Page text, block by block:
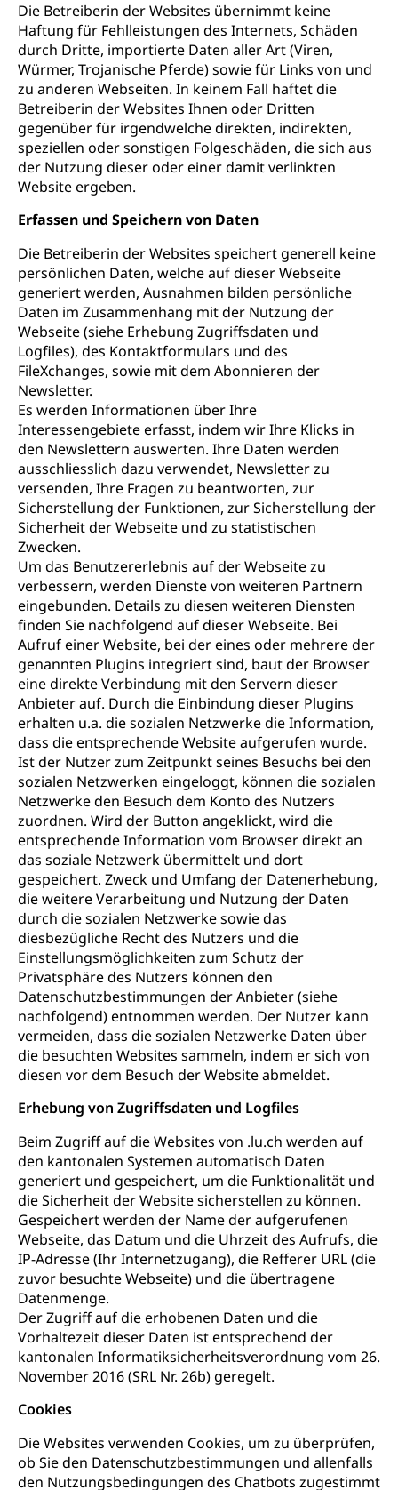
Die Betreiberin der Websites übernimmt keine
Haftung für Fehlleistungen des Internets, Schäden
durch Dritte, importierte Daten aller Art (Viren,
Würmer, Trojanische Pferde) sowie für Links von und
zu anderen Webseiten. In keinem Fall haftet die
Betreiberin der Websites Ihnen oder Dritten
gegenüber für irgendwelche direkten, indirekten,
speziellen oder sonstigen Folgeschäden, die sich aus
der Nutzung dieser oder einer damit verlinkten
Website ergeben.
Erfassen und Speichern von Daten
Die Betreiberin der Websites speichert generell keine
persönlichen Daten, welche auf dieser Webseite
generiert werden, Ausnahmen bilden persönliche
Daten im Zusammenhang mit der Nutzung der
Webseite (siehe Erhebung Zugriffsdaten und
Logfiles), des Kontaktformulars und des
FileXchanges, sowie mit dem Abonnieren der
Newsletter.
Es werden Informationen über Ihre
Interessengebiete erfasst, indem wir Ihre Klicks in
den Newslettern auswerten. Ihre Daten werden
ausschliesslich dazu verwendet, Newsletter zu
versenden, Ihre Fragen zu beantworten, zur
Sicherstellung der Funktionen, zur Sicherstellung der
Sicherheit der Webseite und zu statistischen
Zwecken.
Um das Benutzererlebnis auf der Webseite zu
verbessern, werden Dienste von weiteren Partnern
eingebunden. Details zu diesen weiteren Diensten
finden Sie nachfolgend auf dieser Webseite. Bei
Aufruf einer Website, bei der eines oder mehrere der
genannten Plugins integriert sind, baut der Browser
eine direkte Verbindung mit den Servern dieser
Anbieter auf. Durch die Einbindung dieser Plugins
erhalten u.a. die sozialen Netzwerke die Information,
dass die entsprechende Website aufgerufen wurde.
Ist der Nutzer zum Zeitpunkt seines Besuchs bei den
sozialen Netzwerken eingeloggt, können die sozialen
Netzwerke den Besuch dem Konto des Nutzers
zuordnen. Wird der Button angeklickt, wird die
entsprechende Information vom Browser direkt an
das soziale Netzwerk übermittelt und dort
gespeichert. Zweck und Umfang der Datenerhebung,
die weitere Verarbeitung und Nutzung der Daten
durch die sozialen Netzwerke sowie das
diesbezügliche Recht des Nutzers und die
Einstellungsmöglichkeiten zum Schutz der
Privatsphäre des Nutzers können den
Datenschutzbestimmungen der Anbieter (siehe
nachfolgend) entnommen werden. Der Nutzer kann
vermeiden, dass die sozialen Netzwerke Daten über
die besuchten Websites sammeln, indem er sich von
diesen vor dem Besuch der Website abmeldet.
Erhebung von Zugriffsdaten und Logfiles
Beim Zugriff auf die Websites von .lu.ch werden auf
den kantonalen Systemen automatisch Daten
generiert und gespeichert, um die Funktionalität und
die Sicherheit der Website sicherstellen zu können.
Gespeichert werden der Name der aufgerufenen
Webseite, das Datum und die Uhrzeit des Aufrufs, die
IP-Adresse (Ihr Internetzugang), die Refferer URL (die
zuvor besuchte Webseite) und die übertragene
Datenmenge.
Der Zugriff auf die erhobenen Daten und die
Vorhaltezeit dieser Daten ist entsprechend der
kantonalen Informatiksicherheitsverordnung vom 26.
November 2016 (SRL Nr. 26b) geregelt.
Cookies
Die Websites verwenden Cookies, um zu überprüfen,
ob Sie den Datenschutzbestimmungen und allenfalls
den Nutzungsbedingungen des Chatbots zugestimmt